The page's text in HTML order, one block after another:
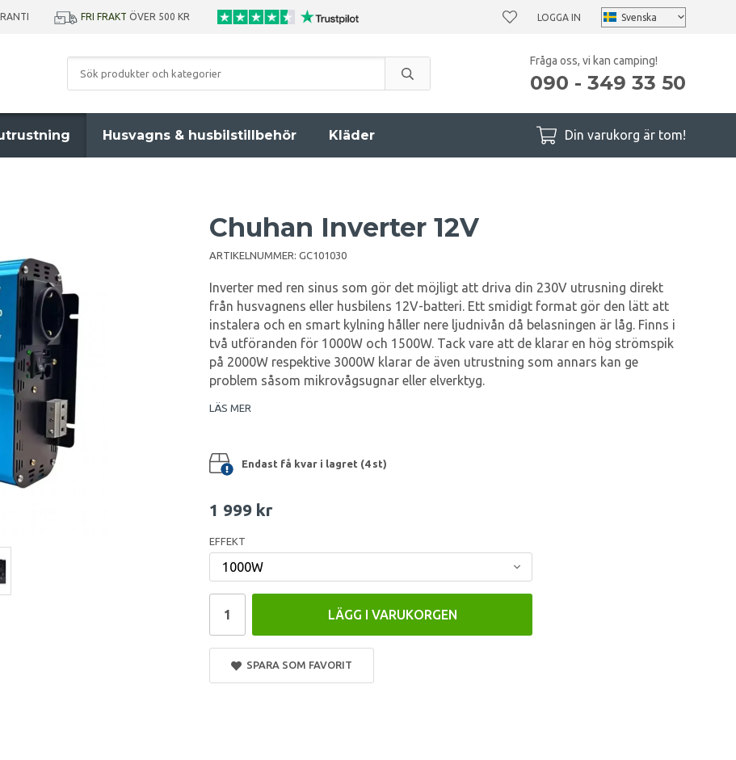
FRI FRAKT ÖVER 500 KR LOGGA IN
Fråga oss, vi kan camping!
090 - 349 33 50
Husvagns & husbilstillbehör Kläder Din varukorg är tom!
Chuhan Inverter 12V
ARTIKELNUMMER: GC101030
Inverter med ren sinus som gör det möjligt att driva din 230V utrusning direkt
från husvagnens eller husbilens 12V-batteri. Ett smidigt format gör den lätt att
instalera och en smart kylning håller nere ljudnivån då belasningen är låg. Finns i
två utföranden för 1000W och 1500W. Tack vare att de klarar en hög strömspik
på 2000W respektive 3000W klarar de även utrustning som annars kan ge
problem såsom mikrovågsugnar eller elverktyg.
LÄS MER
Endast få kvar i lagret (4 st)
1 999 kr
EFFEKT
LÄGG I VARUKORGEN
SPARA SOM FAVORIT